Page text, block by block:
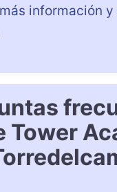
información
Tower